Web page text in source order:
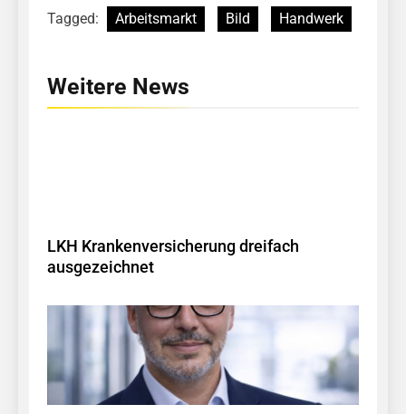
Tagged: Arbeitsmarkt Bild Handwerk
Weitere News
LKH Krankenversicherung dreifach
ausgezeichnet